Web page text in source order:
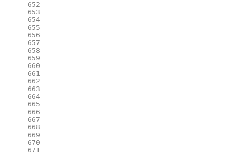
652
653
654
655
656
657
658
659
660
661
662
663
664
665
666
667
668
669
670
671